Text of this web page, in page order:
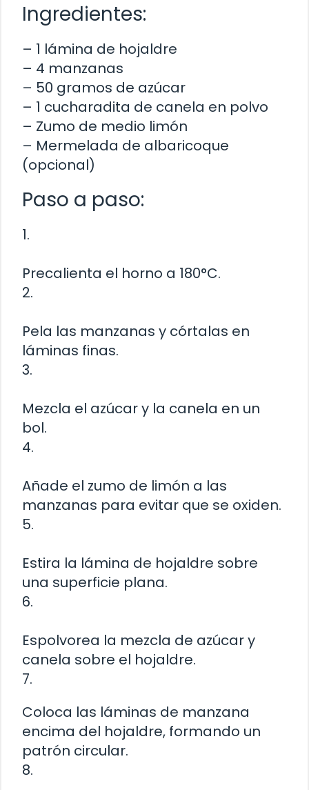
Ingredientes:
– 1 lámina de hojaldre
– 4 manzanas
– 50 gramos de azúcar
– 1 cucharadita de canela en polvo
– Zumo de medio limón
– Mermelada de albaricoque
(opcional)
Paso a paso:
1.
Precalienta el horno a 180°C.
2.
Pela las manzanas y córtalas en
láminas finas.
3.
Mezcla el azúcar y la canela en un
bol.
4.
Añade el zumo de limón a las
manzanas para evitar que se oxiden.
5.
Estira la lámina de hojaldre sobre
una superficie plana.
6.
Espolvorea la mezcla de azúcar y
canela sobre el hojaldre.
7.
Coloca las láminas de manzana
encima del hojaldre, formando un
patrón circular.
8.